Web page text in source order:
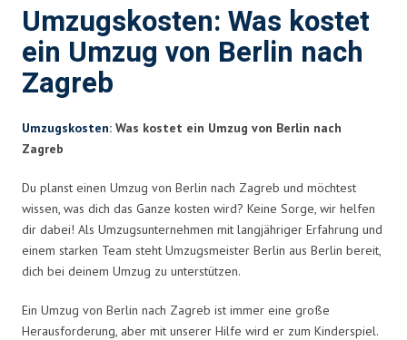
Umzugskosten: Was kostet
ein Umzug von Berlin nach
Zagreb
Umzugskosten: Was kostet ein Umzug von Berlin nach
Zagreb
Du planst einen Umzug von Berlin nach Zagreb und möchtest
wissen, was dich das Ganze kosten wird? Keine Sorge, wir helfen
dir dabei! Als Umzugsunternehmen mit langjähriger Erfahrung und
einem starken Team steht Umzugsmeister Berlin aus Berlin bereit,
dich bei deinem Umzug zu unterstützen.
Ein Umzug von Berlin nach Zagreb ist immer eine große
Herausforderung, aber mit unserer Hilfe wird er zum Kinderspiel.